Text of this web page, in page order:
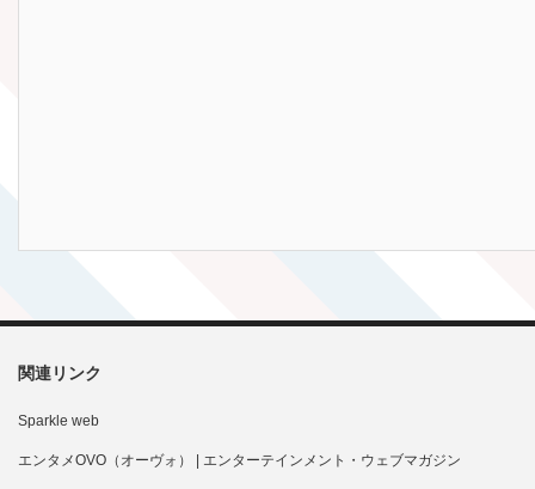
関連リンク
Sparkle web
エンタメOVO（オーヴォ） | エンターテインメント・ウェブマガジン